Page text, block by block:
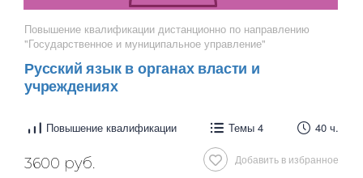
Повышение квалификации дистанционно по направлению
"Государственное и муниципальное управление"
Русский язык в органах власти и
учреждениях
Повышение квалификации Темы 4 40 ч.
Добавить в избранное
3600 руб.